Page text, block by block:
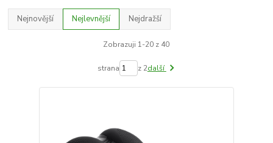
Nejnovější Nejlevnější Nejdražší
Zobrazuji 1-20 z 40
strana z 2další